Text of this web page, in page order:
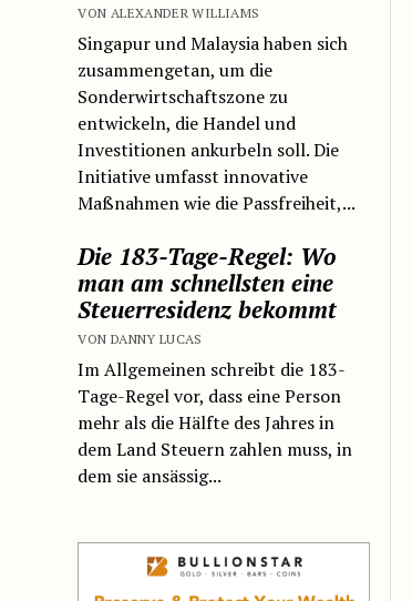
VON ALEXANDER WILLIAMS
Singapur und Malaysia haben sich
zusammengetan, um die
Sonderwirtschaftszone zu
entwickeln, die Handel und
Investitionen ankurbeln soll. Die
Initiative umfasst innovative
Maßnahmen wie die Passfreiheit,...
Die 183-Tage-Regel: Wo
man am schnellsten eine
Steuerresidenz bekommt
VON DANNY LUCAS
Im Allgemeinen schreibt die 183-
Tage-Regel vor, dass eine Person
mehr als die Hälfte des Jahres in
dem Land Steuern zahlen muss, in
dem sie ansässig...